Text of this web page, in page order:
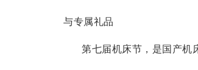
与专属礼品
第七届机床节，是国产机